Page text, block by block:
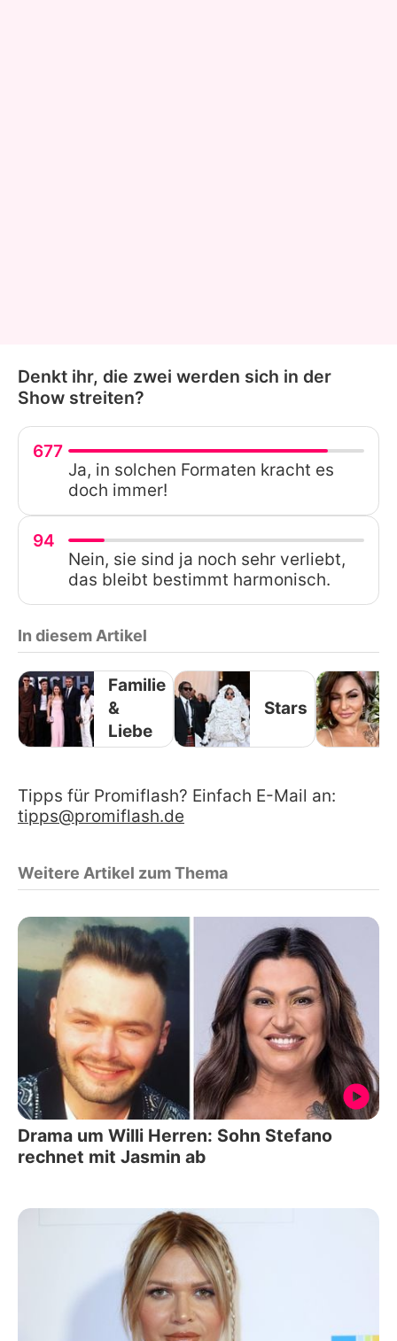
Denkt ihr, die zwei werden sich in der
Show streiten?
677
Ja, in solchen Formaten kracht es
doch immer!
94
Nein, sie sind ja noch sehr verliebt,
das bleibt bestimmt harmonisch.
In diesem Artikel
Familie
&
Liebe
Stars
Tipps für Promiflash? Einfach E-Mail an:
tipps@promiflash.de
Weitere Artikel zum Thema
Drama um Willi Herren: Sohn Stefano
rechnet mit Jasmin ab